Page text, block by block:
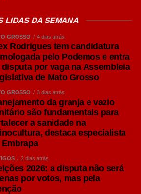
pelo lúpulo
cresceram em popularidade nos
Pale Ale (IPA), pertencente à
O Guia Oxford da Cerveja, de
por problemas logísticos no
britânicos tinham as
ao longo de suas viagens à Índia,
solução de colocar uma
e de álcool, para que a bebida
viagens marítimas sem perder
LIDAS DA SEMANA
GROSSO 4 dias atrás
Rodrigues tem candidatura
pelo Podemos e entra
disputa por vaga na Assembleia
de Mato Grosso
GROSSO 3 dias atrás
da granja e vazio
são fundamentais para
a sanidade na
destaca especialista
Embrapa
2 dias atrás
2026: a disputa não será
por votos, mas pela